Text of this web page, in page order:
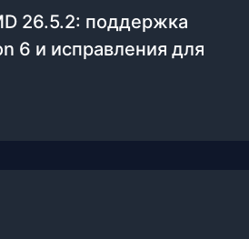
26.5.2: поддержка
6 и исправления для